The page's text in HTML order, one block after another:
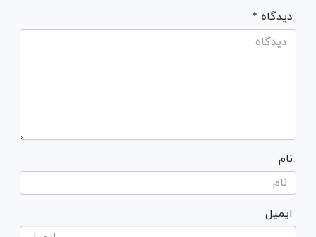
* دیدگاه
نام
ایمیل